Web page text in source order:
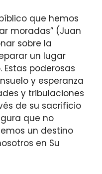
que hemos
moradas” (Juan
sobre la
un lugar
poderosas
y esperanza
y tribulaciones
de su sacrificio
que no
un destino
en Su